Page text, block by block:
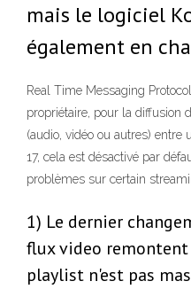
mais le logiciel
également en
Real Time Messaging
propriétaire, pour la diffusion
(audio, vidéo ou autres) entre
17, cela est désactivé par
problèmes sur certain
1) Le dernier
flux video
playlist n'est pas